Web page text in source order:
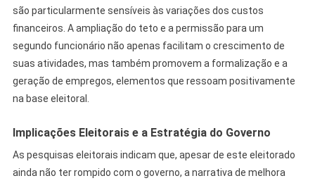
são particularmente sensíveis às variações dos custos
financeiros. A ampliação do teto e a permissão para um
segundo funcionário não apenas facilitam o crescimento de
suas atividades, mas também promovem a formalização e a
geração de empregos, elementos que ressoam positivamente
na base eleitoral.
Implicações Eleitorais e a Estratégia do Governo
As pesquisas eleitorais indicam que, apesar de este eleitorado
ainda não ter rompido com o governo, a narrativa de melhora